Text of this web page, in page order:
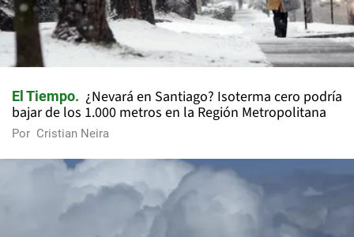
El Tiempo
¿Nevará en Santiago? Isoterma cero podría
bajar de los 1.000 metros en la Región Metropolitana
Por Cristian Neira